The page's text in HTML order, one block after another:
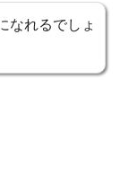
なれるでしょ